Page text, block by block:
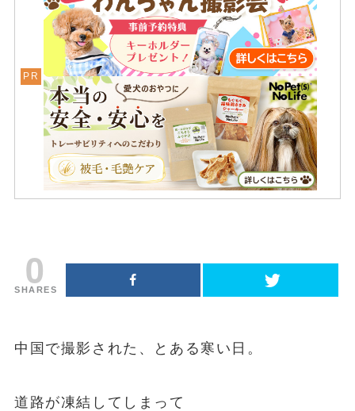
0
SHARES
中国で撮影された、とある寒い日。
道路が凍結してしまって